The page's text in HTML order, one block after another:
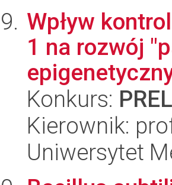
Wpływ
1 na rozwój
Konkurs:
Kierownik:
Uniwersytet